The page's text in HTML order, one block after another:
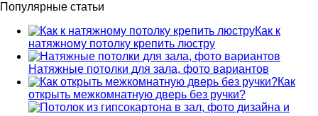
Популярные статьи
Как к
натяжному потолку крепить люстру
Натяжные потолки для зала, фото вариантов
Как
открыть межкомнатную дверь без ручки?